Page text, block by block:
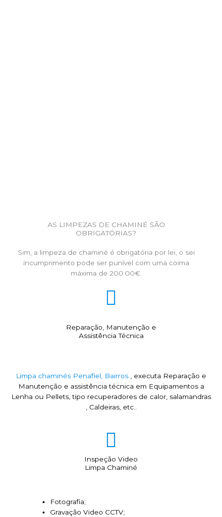
AS LIMPEZAS DE CHAMINÉ SÃO
OBRIGATÓRIAS?
Sim, a limpeza de chaminé é obrigatória por lei, o sei
incumprimento pode ser punível com uma coima
máxima de 200.00€.
Reparação, Manutenção e
Assistência Técnica
Limpa chaminés Penafiel, Bairros , executa Reparação e
Manutenção e assistência técnica em Equipamentos a
Lenha ou Pellets, tipo recuperadores de calor, salamandras
, Caldeiras, etc..
Inspeção Video
Limpa Chaminé
Fotografia;
Gravação Video CCTV;